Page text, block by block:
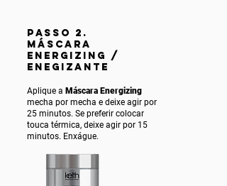
PASSO 2.
MÁSCARA
ENERGIZING /
ENEGIZANTE
Aplique a Máscara Energizing
mecha por mecha e deixe agir por
25 minutos. Se preferir colocar
touca térmica, deixe agir por 15
minutos. Enxágue.